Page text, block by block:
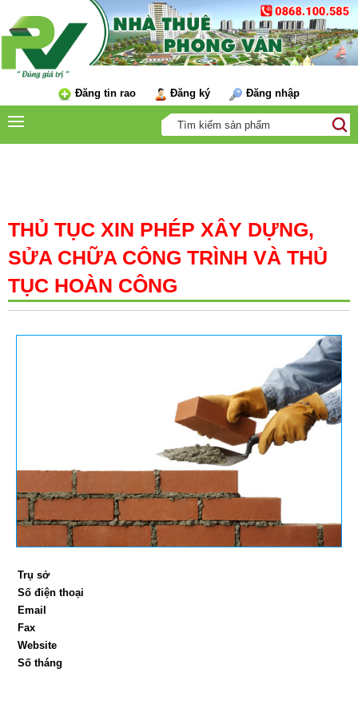
Đăng tin rao Đăng ký Đăng nhập
THỦ TỤC XIN PHÉP XÂY DỰNG,
SỬA CHỮA CÔNG TRÌNH VÀ THỦ
TỤC HOÀN CÔNG
Trụ sở
Số điện thoại
Email
Fax
Website
Số tháng